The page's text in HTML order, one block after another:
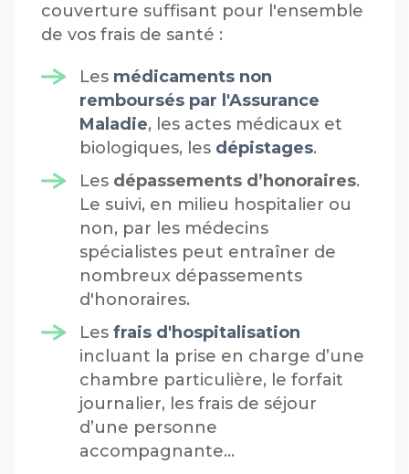
couverture suffisant pour l'ensemble
de vos frais de santé :
Les médicaments non
remboursés par l'Assurance
Maladie, les actes médicaux et
biologiques, les dépistages.
Les dépassements d’honoraires.
Le suivi, en milieu hospitalier ou
non, par les médecins
spécialistes peut entraîner de
nombreux dépassements
d'honoraires.
Les frais d'hospitalisation
incluant la prise en charge d’une
chambre particulière, le forfait
journalier, les frais de séjour
d’une personne
accompagnante…